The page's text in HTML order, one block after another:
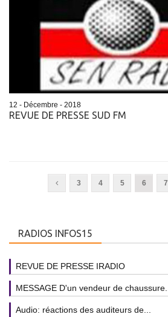
12 - Décembre - 2018
REVUE DE PRESSE SUD FM
3 4 5 6 7
RADIOS INFOS15
REVUE DE PRESSE IRADIO
MESSAGE D'un vendeur de chaussure...
Audio: réactions des auditeurs de...